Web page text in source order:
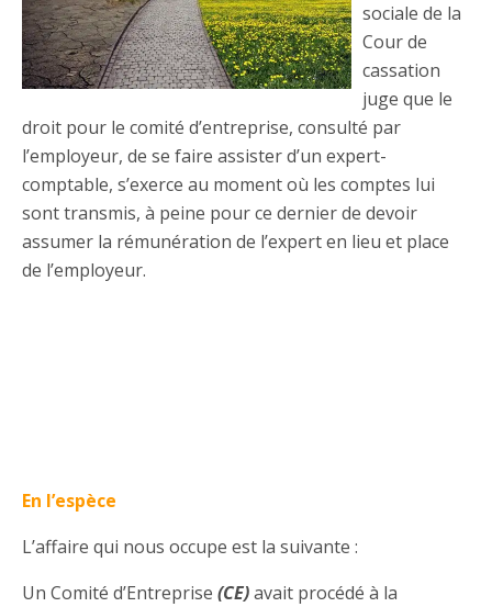
sociale de la
Cour de
cassation
juge que le
droit pour le comité d’entreprise, consulté par
l’employeur, de se faire assister d’un expert-
comptable, s’exerce au moment où les comptes lui
sont transmis, à peine pour ce dernier de devoir
assumer la rémunération de l’expert en lieu et place
de l’employeur.
En l’espèce
L’affaire qui nous occupe est la suivante :
Un Comité d’Entreprise (CE)avait procédé à la